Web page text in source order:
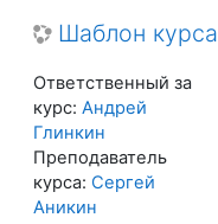
Шаблон курса
Ответственный за
курс: Андрей
Глинкин
Преподаватель
курса: Сергей
Аникин